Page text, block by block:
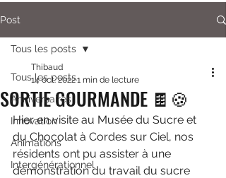
Post
Tous les posts
Anniversaires
Innovation
Animations
Intergénérationnel
Tous les posts
SORTIE GOURMANDE 🍫🍪
Thibaud
14 oct. 20221 min de lecture
Hier en visite au Musée du Sucre et
du Chocolat à Cordes sur Ciel, nos
résidents ont pu assister à une
démonstration du travail du sucre